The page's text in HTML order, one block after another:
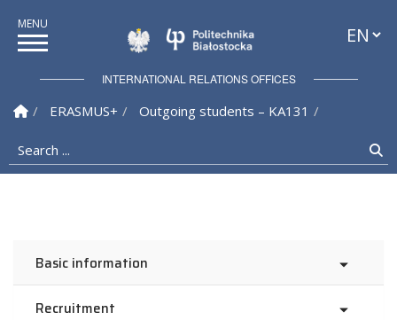
Politechnika
INTERNATIONAL RELATIONS OFFICES
Homepage
ERASMUS+
Outgoing students – KA131
Search ...
Basic information
Recruitment